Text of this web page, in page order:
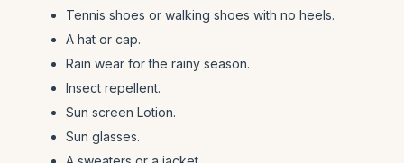
Tennis shoes or walking shoes with no heels.
A hat or cap.
Rain wear for the rainy season.
Insect repellent.
Sun screen Lotion.
Sun glasses.